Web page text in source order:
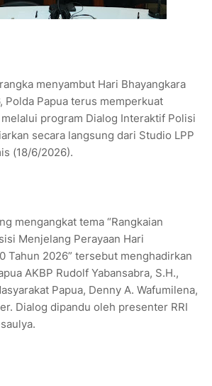
menyambut Hari Bhayangkara
Polda Papua terus memperkuat
program Dialog Interaktif Polisi
secara langsung dari Studio LPP
(18/6/2026).
mengangkat tema “Rangkaian
Menjelang Perayaan Hari
Tahun 2026” tersebut menghadirkan
AKBP Rudolf Yabansabra, S.H.,
Papua, Denny A. Wafumilena,
Dialog dipandu oleh presenter RRI